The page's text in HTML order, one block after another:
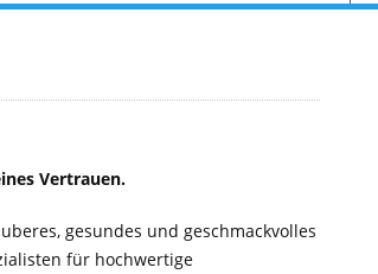
Vertrauen.
gesundes und geschmackvolles
für hochwertige